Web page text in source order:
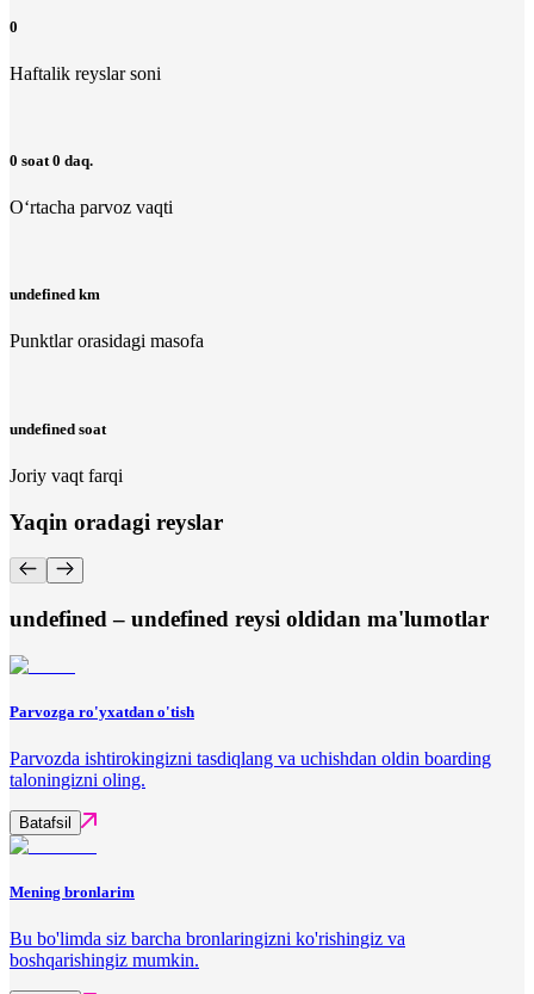
0
Haftalik reyslar soni
0 soat 0 daq.
O‘rtacha parvoz vaqti
undefined km
Punktlar orasidagi masofa
undefined soat
Joriy vaqt farqi
Yaqin oradagi reyslar
undefined – undefined reysi oldidan ma'lumotlar
Parvozga ro'yxatdan o'tish
Parvozda ishtirokingizni tasdiqlang va uchishdan oldin boarding
taloningizni oling.
Batafsil
Mening bronlarim
Bu bo'limda siz barcha bronlaringizni ko'rishingiz va
boshqarishingiz mumkin.